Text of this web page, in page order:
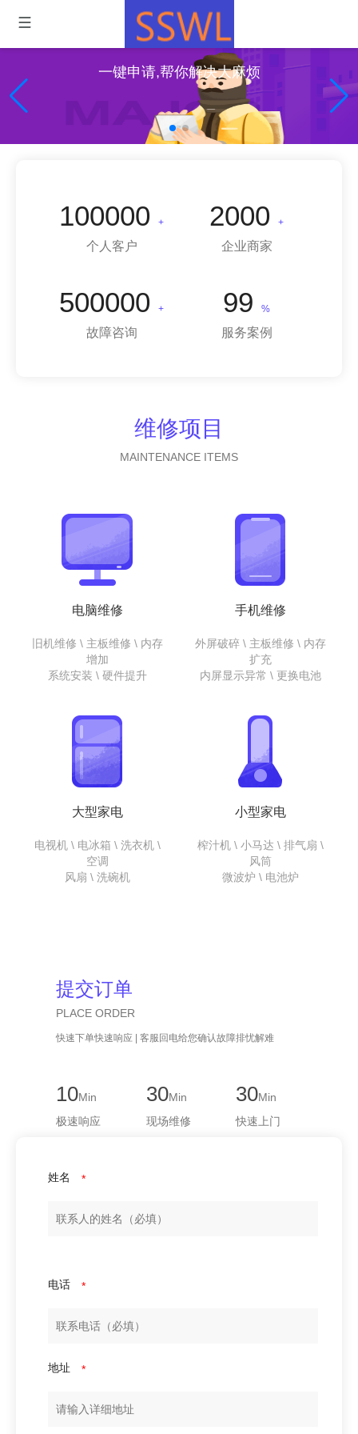
一键申请,帮你解决大麻烦
100000 +
个人客户
2000 +
企业商家
500000 +
故障咨询
99 %
服务案例
维修项目
MAINTENANCE ITEMS
电脑维修
旧机维修 \ 主板维修 \ 内存
增加
系统安装 \ 硬件提升
手机维修
外屏破碎 \ 主板维修 \ 内存
扩充
内屏显示异常 \ 更换电池
大型家电
电视机 \ 电冰箱 \ 洗衣机 \
空调
风扇 \ 洗碗机
小型家电
榨汁机 \ 小马达 \ 排气扇 \
风筒
微波炉 \ 电池炉
提交订单
PLACE ORDER
快速下单快速响应 | 客服回电给您确认故障排忧解难
10Min
极速响应
30Min
现场维修
30Min
快速上门
姓名 *
电话 *
地址 *